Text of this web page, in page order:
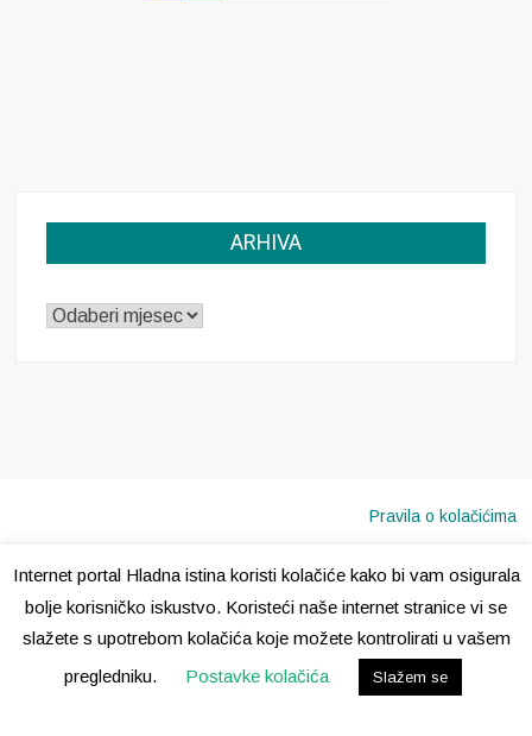
ARHIVA
ARHIVA
Pravila o kolačićima
Internet portal Hladna istina koristi kolačiće kako bi vam osigurala
bolje korisničko iskustvo. Koristeći naše internet stranice vi se
slažete s upotrebom kolačića koje možete kontrolirati u vašem
pregledniku.
Postavke kolačića Slažem se
Copyright © 2020 · Sva prava pridržana · Hladna Istina